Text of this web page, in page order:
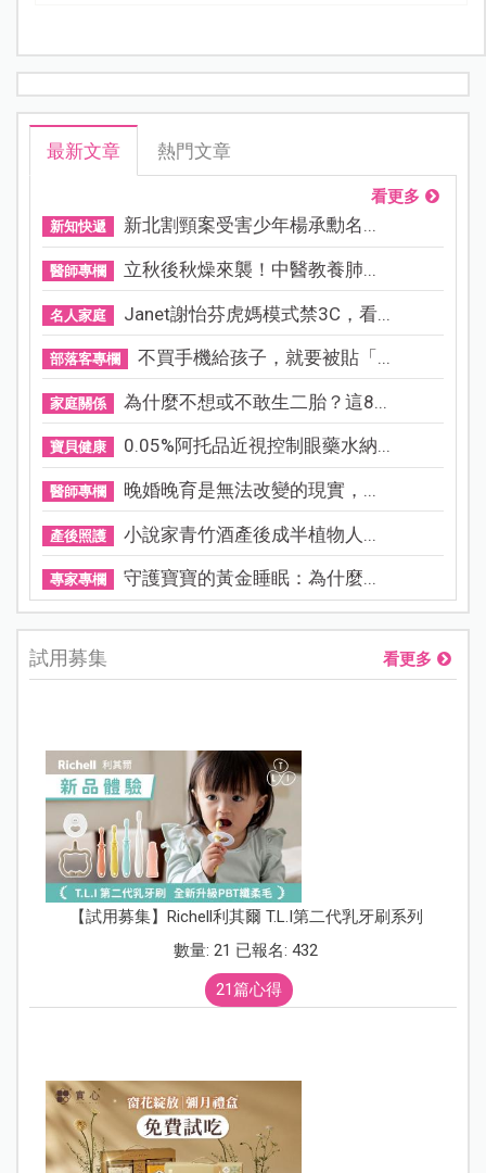
最新文章 熱門文章
看更多
新知快遞 新北割頸案受害少年楊承勳名...
醫師專欄 立秋後秋燥來襲！中醫教養肺...
名人家庭 Janet謝怡芬虎媽模式禁3C，看...
部落客專欄 不買手機給孩子，就要被貼「...
家庭關係 為什麼不想或不敢生二胎？這8...
寶貝健康 0.05%阿托品近視控制眼藥水納...
醫師專欄 晚婚晚育是無法改變的現實，...
產後照護 小說家青竹酒產後成半植物人...
專家專欄 守護寶寶的黃金睡眠：為什麼...
試用募集 看更多
【試用募集】Richell利其爾 T.L.I第二代乳牙刷系列
數量: 21 已報名: 432
21篇心得